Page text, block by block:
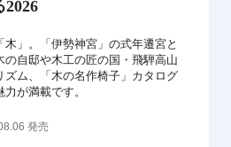
」。「伊勢神宮」の式年遷宮と
の自邸や木工の匠の国・飛騨高山
ズム、「木の名作椅子」カタログ
が満載です。
発売